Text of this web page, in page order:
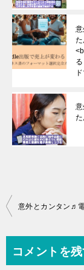
投
ビ
コメントを